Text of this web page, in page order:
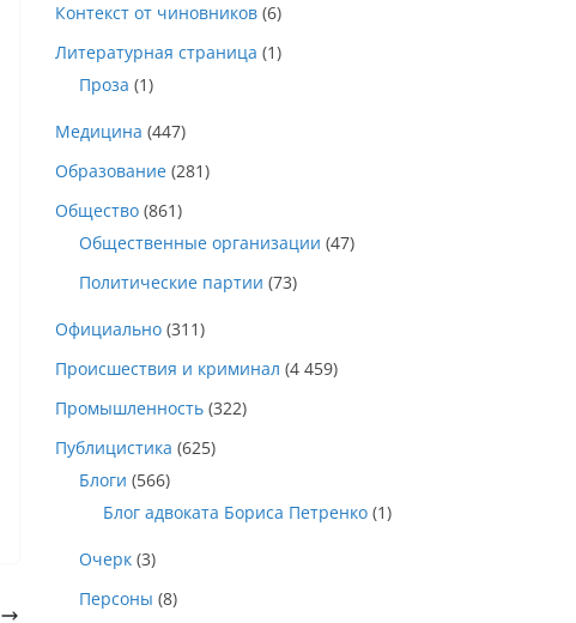
Контекст от чиновников (6)
Литературная страница (1)
Проза (1)
Медицина (447)
Образование (281)
Общество (861)
Общественные организации (47)
Политические партии (73)
Официально (311)
Происшествия и криминал (4 459)
Промышленность (322)
Публицистика (625)
Блоги (566)
Блог адвоката Бориса Петренко (1)
Очерк (3)
Персоны (8)